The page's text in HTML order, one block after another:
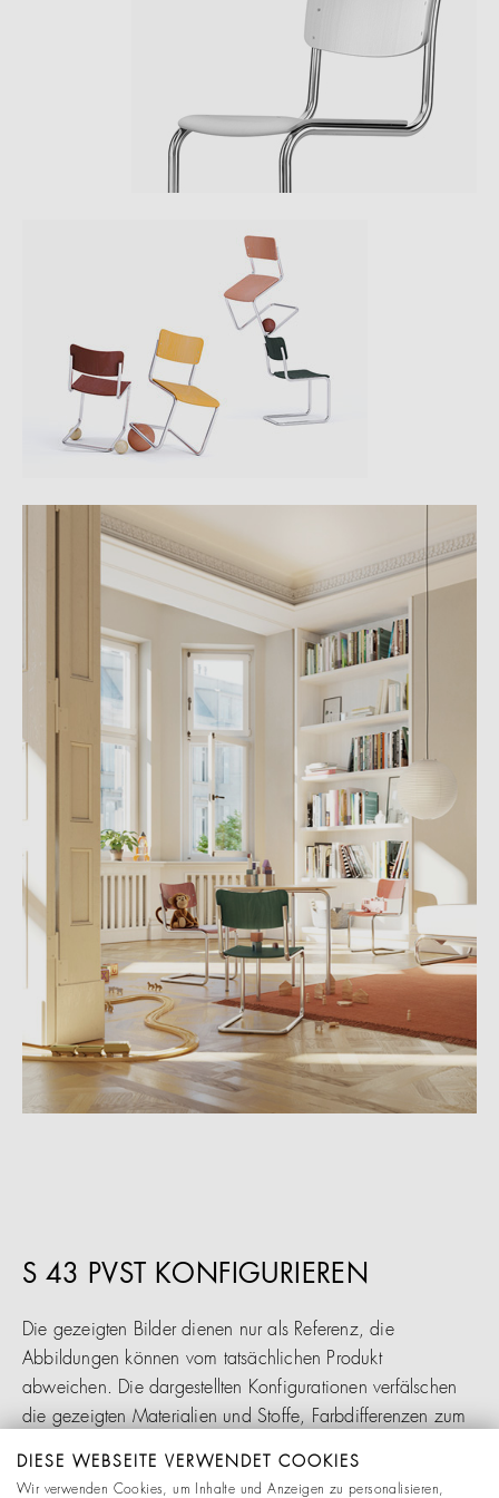
S 43 PVST KONFIGURIEREN
Die gezeigten Bilder dienen nur als Referenz, die
Abbildungen können vom tatsächlichen Produkt
abweichen. Die dargestellten Konfigurationen verfälschen
die gezeigten Materialien und Stoffe, Farbdifferenzen zum
DIESE WEBSEITE VERWENDET COOKIES
Wir verwenden Cookies, um Inhalte und Anzeigen zu personalisieren,